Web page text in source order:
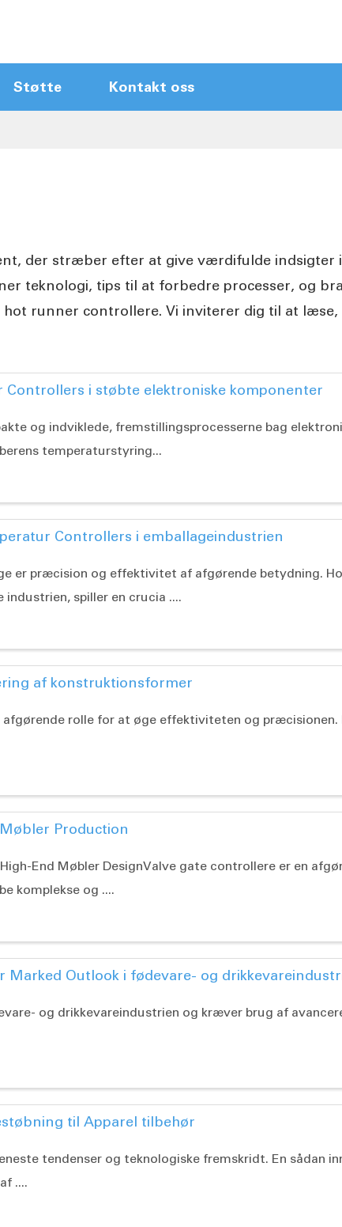
kabler
Støtte Kontakt oss
der stræber efter at give værdifulde indsigter
teknologi, tips til at forbedre processer, og
runner controllere. Vi inviterer dig til at læse,
i støbte elektroniske komponenter
og indviklede, fremstillingsprocesserne bag
temperaturstyring...
Controllers i emballageindustrien
er præcision og effektivitet af afgørende betydning.
spiller en crucia ....
af konstruktionsformer
rolle for at øge effektiviteten og præcisionen.
Production
End Møbler DesignValve gate controllere er en
komplekse og ....
Outlook i fødevare- og
og drikkevareindustrien og kræver brug af
til Apparel tilbehør
tendenser og teknologiske fremskridt. En sådan
....